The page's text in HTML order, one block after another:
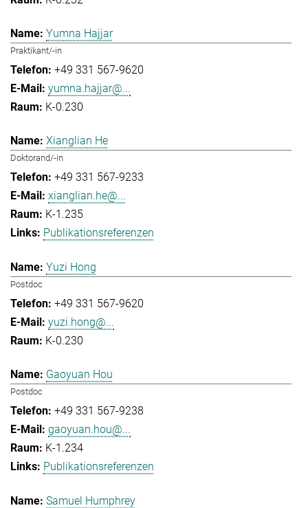
Yumna Hajjar
Praktikant/-in
+49 331 567-9620
yumna.hajjar@...
K-0.230
Xianglian He
Doktorand/-in
+49 331 567-9233
xianglian.he@...
K-1.235
Publikationsreferenzen
Yuzi Hong
Postdoc
+49 331 567-9620
yuzi.hong@...
K-0.230
Gaoyuan Hou
Postdoc
+49 331 567-9238
gaoyuan.hou@...
K-1.234
Publikationsreferenzen
Samuel Humphrey